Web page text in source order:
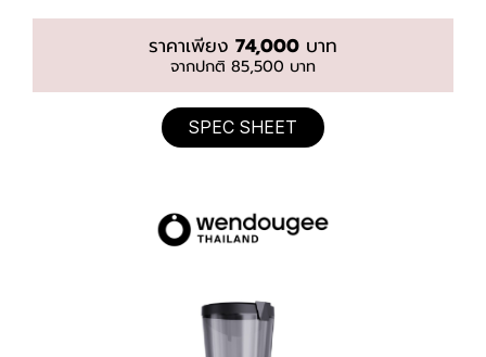
ราคาเพียง 74,000 บาท
จากปกติ 85,500 บาท
SPEC SHEET